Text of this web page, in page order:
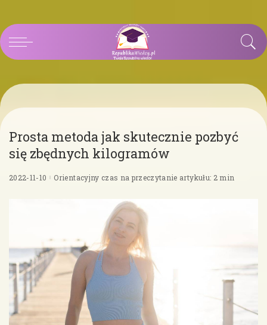
Prosta metoda jak skutecznie pozbyć
się zbędnych kilogramów
2022-11-10 Orientacyjny czas na przeczytanie artykułu: 2 min